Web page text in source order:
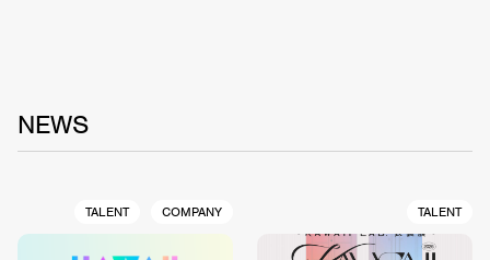
NEWS
TALENT COMPANY TALENT